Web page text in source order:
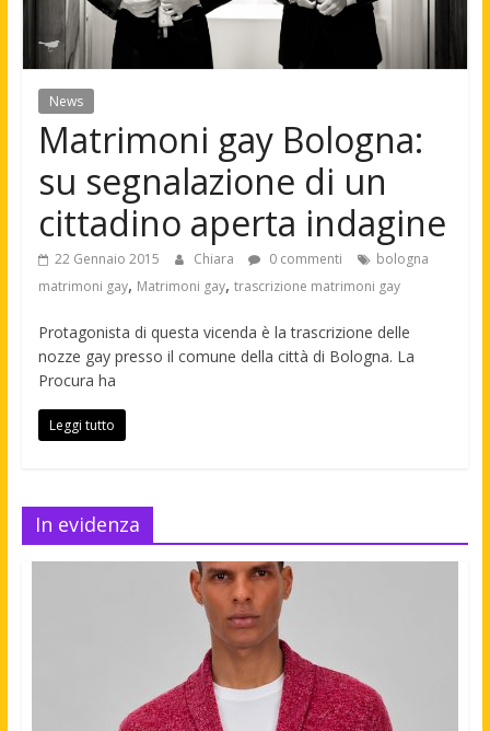
News
Matrimoni gay Bologna:
su segnalazione di un
cittadino aperta indagine
22 Gennaio 2015 Chiara 0 commenti
bologna
matrimoni gay, Matrimoni gay, trascrizione matrimoni gay
Protagonista di questa vicenda è la trascrizione delle
nozze gay presso il comune della città di Bologna. La
Procura ha
Leggi tutto
In evidenza